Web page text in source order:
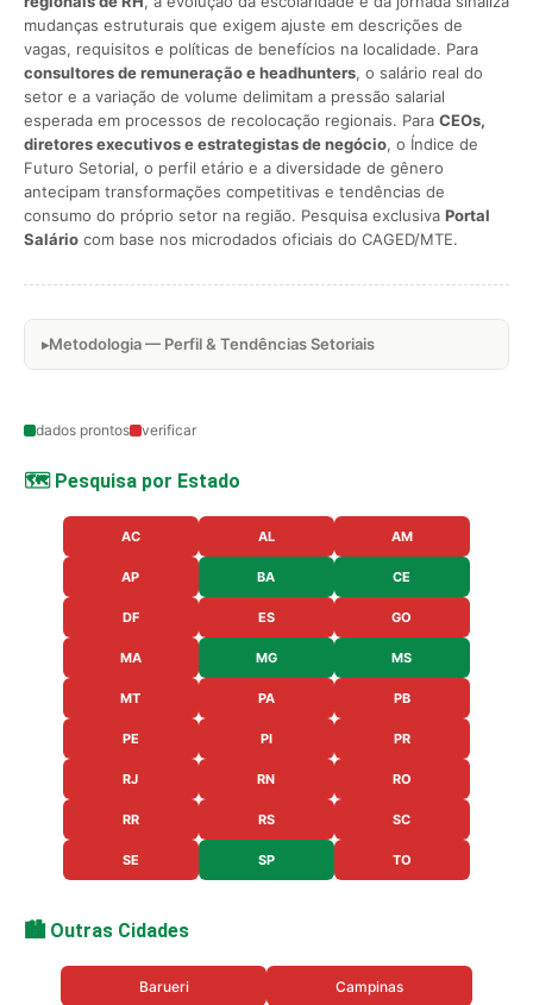
mudanças estruturais que exigem ajuste em descrições de
vagas, requisitos e políticas de benefícios na localidade. Para
consultores de remuneração e headhunters, o salário real do
setor e a variação de volume delimitam a pressão salarial
esperada em processos de recolocação regionais. Para CEOs,
diretores executivos e estrategistas de negócio, o Índice de
Futuro Setorial, o perfil etário e a diversidade de gênero
antecipam transformações competitivas e tendências de
consumo do próprio setor na região. Pesquisa exclusiva Portal
Salário com base nos microdados oficiais do CAGED/MTE.
Metodologia — Perfil & Tendências Setoriais
dados prontos verificar
🗺️ Pesquisa por Estado
AC AL AM
AP BA CE
DF ES GO
MA MG MS
MT PA PB
PE PI PR
RJ RN RO
RR RS SC
SE SP TO
🏙️ Outras Cidades
Barueri Campinas